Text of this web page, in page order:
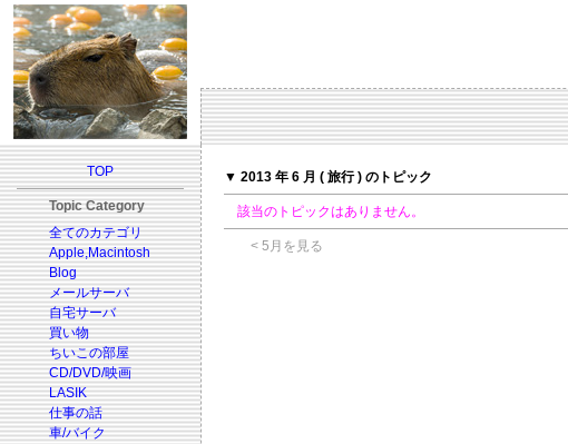
TOP
Topic Category
全てのカテゴリ
Apple,Macintosh
Blog
メールサーバ
自宅サーバ
買い物
ちいこの部屋
CD/DVD/映画
LASIK
仕事の話
車/バイク
▼ 2013 年 6 月 ( 旅行 ) のトピック
該当のトピックはありません。
< 5月を見る